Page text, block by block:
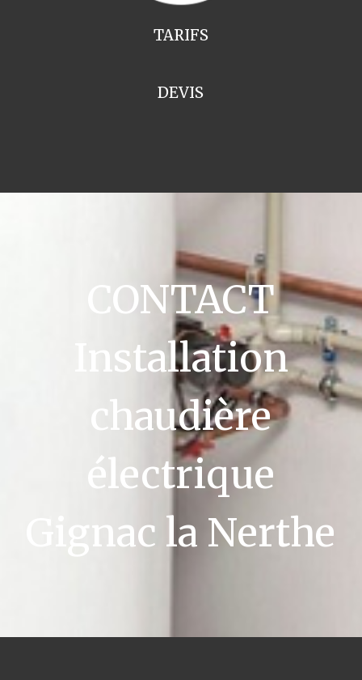
TARIFS
DEVIS
CONTACT
Installation
chaudière
électrique
Gignac la Nerthe